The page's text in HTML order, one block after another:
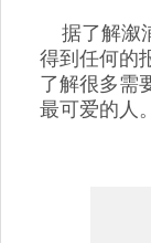
据了解溆
得到任何的
了解很多需
最可爱的人。